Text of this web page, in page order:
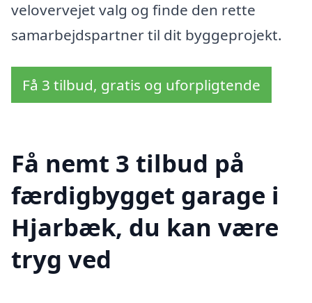
velovervejet valg og finde den rette
samarbejdspartner til dit byggeprojekt.
Få 3 tilbud, gratis og uforpligtende
Få nemt 3 tilbud på
færdigbygget garage i
Hjarbæk, du kan være
tryg ved